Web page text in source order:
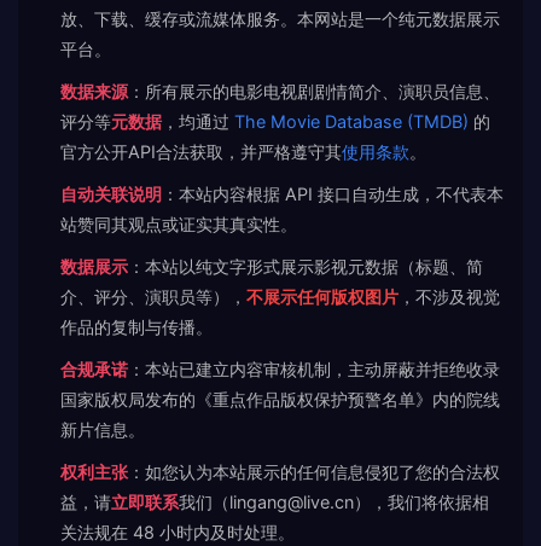
放、下载、缓存或流媒体服务。本网站是一个纯元数据展示
平台。
数据来源 ：所有展示的电影电视剧剧情简介、演职员信息、
评分等元数据，均通过 The Movie Database (TMDB) 的
官方公开API合法获取，并严格遵守其使用条款。
自动关联说明 ：本站内容根据 API 接口自动生成，不代表本
站赞同其观点或证实其真实性。
数据展示 ：本站以纯文字形式展示影视元数据（标题、简
介、评分、演职员等）， 不展示任何版权图片 ，不涉及视觉
作品的复制与传播。
合规承诺 ：本站已建立内容审核机制，主动屏蔽并拒绝收录
国家版权局发布的《重点作品版权保护预警名单》内的院线
新片信息。
权利主张 ：如您认为本站展示的任何信息侵犯了您的合法权
益，请立即联系我们（lingang@live.cn），我们将依据相
关法规在 48 小时内及时处理。